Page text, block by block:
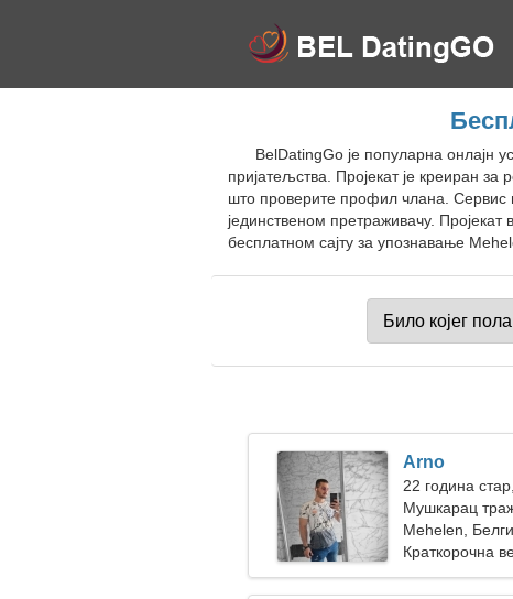
BelDatingGo је популарна онлајн
пријатељства. Пројекат је креиран
што проверите профил члана. Сервис
јединственом претраживачу.
бесплатном сајту за упознавање
Arno
22 година
Мушкарац
Mehelen,
Краткорочна